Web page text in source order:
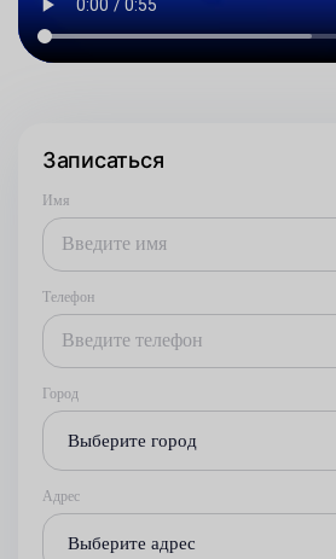
Записаться
Имя
Телефон
Город
Выберите город
Адрес
Выберите адрес